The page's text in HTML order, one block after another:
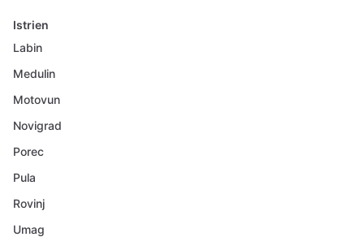
Istrien
Labin
Medulin
Motovun
Novigrad
Porec
Pula
Rovinj
Umag